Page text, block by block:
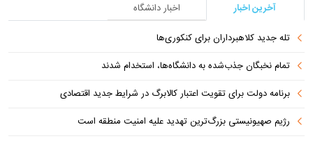
آخرین اخبار
اخبار دانشگاه
تله جدید کلاهبرداران برای کنکوری‌ها
تمام نخبگان جذب‌شده به دانشگاه‌ها، استخدام شدند
برنامه دولت برای تقویت اعتبار کالابرگ در شرایط جدید اقتصادی
رژیم صهیونیستی بزرگ‌ترین تهدید علیه امنیت منطقه است